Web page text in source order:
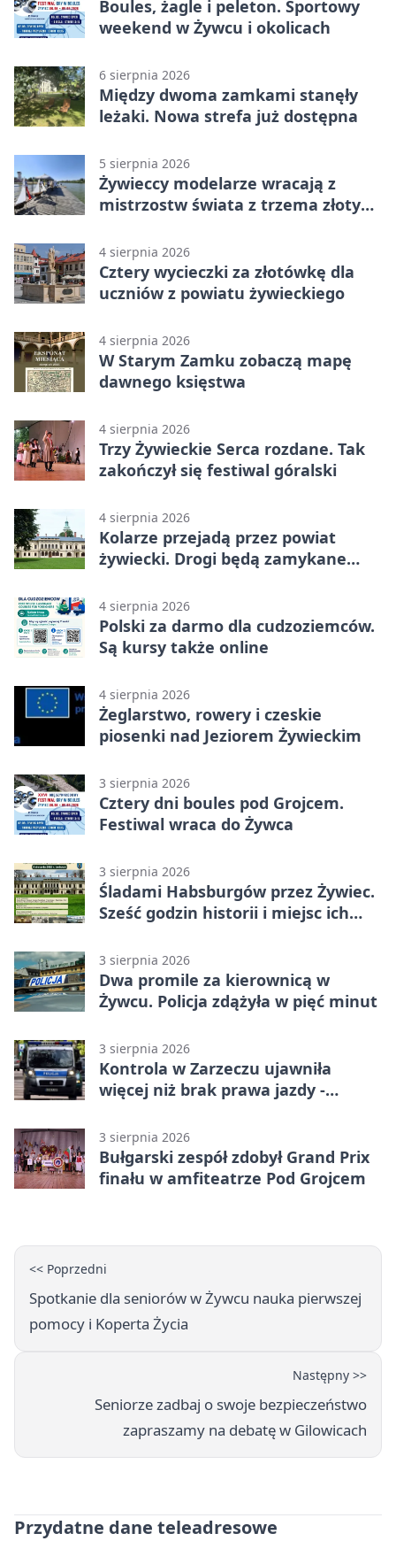
Boules, żagle i peleton. Sportowy
weekend w Żywcu i okolicach
6 sierpnia 2026
Między dwoma zamkami stanęły
leżaki. Nowa strefa już dostępna
5 sierpnia 2026
Żywieccy modelarze wracają z
mistrzostw świata z trzema złotymi
4 sierpnia 2026
Cztery wycieczki za złotówkę dla
uczniów z powiatu żywieckiego
4 sierpnia 2026
W Starym Zamku zobaczą mapę
dawnego księstwa
4 sierpnia 2026
Trzy Żywieckie Serca rozdane. Tak
zakończył się festiwal góralski
4 sierpnia 2026
Kolarze przejadą przez powiat
żywiecki. Drogi będą zamykane
4 sierpnia 2026
Polski za darmo dla cudzoziemców.
Są kursy także online
4 sierpnia 2026
Żeglarstwo, rowery i czeskie
piosenki nad Jeziorem Żywieckim
3 sierpnia 2026
Cztery dni boules pod Grojcem.
Festiwal wraca do Żywca
3 sierpnia 2026
Śladami Habsburgów przez Żywiec.
Sześć godzin historii i miejsc ich
3 sierpnia 2026
Dwa promile za kierownicą w
Żywcu. Policja zdążyła w pięć minut
3 sierpnia 2026
Kontrola w Zarzeczu ujawniła
więcej niż brak prawa jazdy -
3 sierpnia 2026
Bułgarski zespół zdobył Grand Prix
finału w amfiteatrze Pod Grojcem
<< Poprzedni
Spotkanie dla seniorów w Żywcu nauka pierwszej
pomocy i Koperta Życia
Następny >>
Seniorze zadbaj o swoje bezpieczeństwo
zapraszamy na debatę w Gilowicach
Przydatne dane teleadresowe